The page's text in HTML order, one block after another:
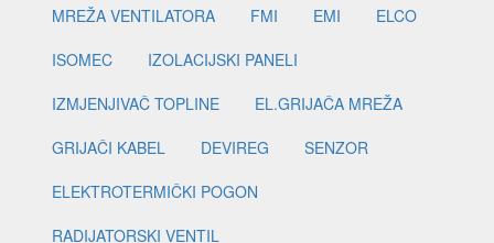
MREŽA VENTILATORA FMI EMI
ELCO
ISOMEC
IZOLACIJSKI PANELI
IZMJENJIVAČ TOPLINE
EL.GRIJAČA MREŽA
GRIJAČI KABEL
DEVIREG
SENZOR
ELEKTROTERMIČKI POGON
RADIJATORSKI VENTIL